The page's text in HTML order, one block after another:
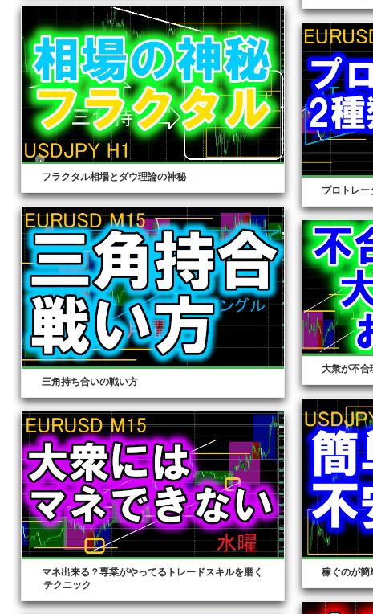
フラクタル相場とダウ理論の神秘
プロトレー
三角持ち合いの戦い方
大衆が不合
稼ぐのが簡
マネ出来る？専業がやってるトレードスキルを磨く
テクニック